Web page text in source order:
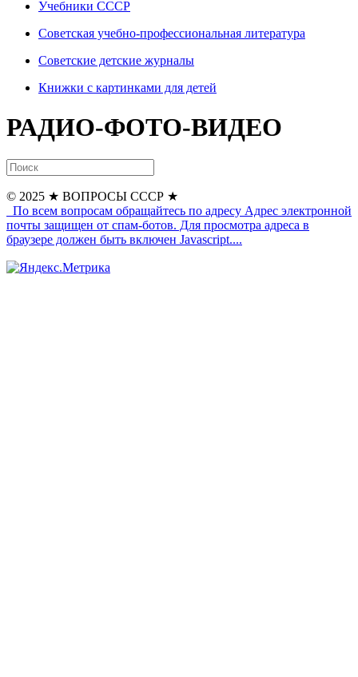
Учебники СССР
Советская учебно-профессиональная литература
Советские детские журналы
Книжки с картинками для детей
РАДИО-ФОТО-ВИДЕО
© 2025 ★ ВОПРОСЫ СССР ★
По всем вопросам обращайтесь по адресу Адрес электронной
почты защищен от спам-ботов. Для просмотра адреса в
браузере должен быть включен Javascript....